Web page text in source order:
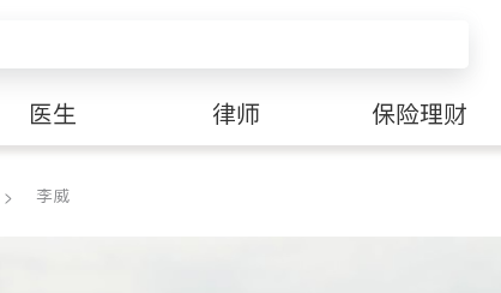
医生 律师 保险理财
李威